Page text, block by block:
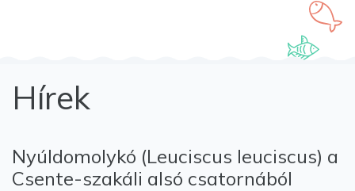
Hírek
Nyúldomolykó (Leuciscus leuciscus) a
Csente-szakáli alsó csatornából